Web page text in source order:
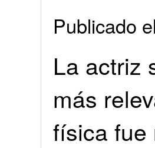
Publicado
La actriz
más
física fue